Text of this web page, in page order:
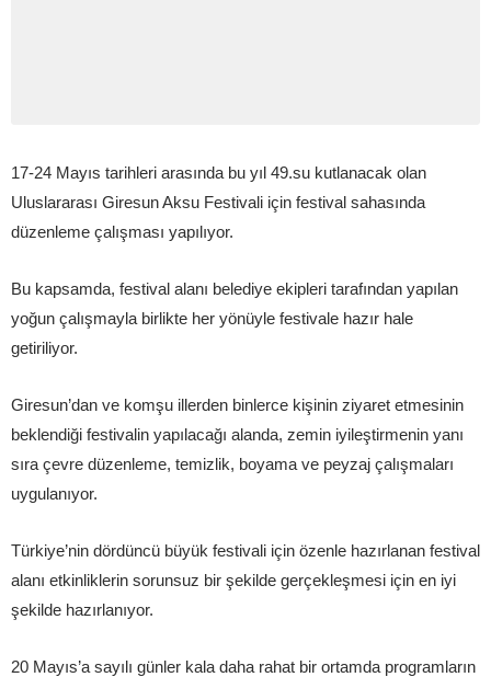
17-24 Mayıs tarihleri arasında bu yıl 49.su kutlanacak olan
Uluslararası Giresun Aksu Festivali için festival sahasında
düzenleme çalışması yapılıyor.
Bu kapsamda, festival alanı belediye ekipleri tarafından yapılan
yoğun çalışmayla birlikte her yönüyle festivale hazır hale
getiriliyor.
Giresun’dan ve komşu illerden binlerce kişinin ziyaret etmesinin
beklendiği festivalin yapılacağı alanda, zemin iyileştirmenin yanı
sıra çevre düzenleme, temizlik, boyama ve peyzaj çalışmaları
uygulanıyor.
Türkiye’nin dördüncü büyük festivali için özenle hazırlanan festival
alanı etkinliklerin sorunsuz bir şekilde gerçekleşmesi için en iyi
şekilde hazırlanıyor.
20 Mayıs’a sayılı günler kala daha rahat bir ortamda programların